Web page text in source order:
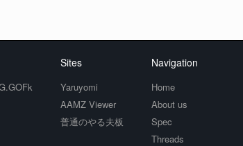
Sites
Yaruyomi
AAMZ Viewer
普通のやる夫板
Navigation
Home
About us
Spec
Threads